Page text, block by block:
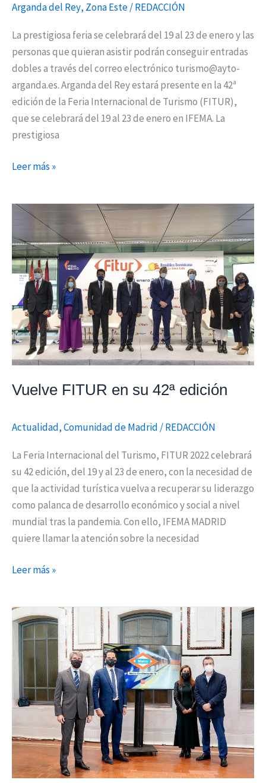
Arganda del Rey, Zona Este/REDACCIÓN
La prestigiosa feria se celebrará del 19 al 23 de enero y las
personas que quieran asistir podrán conseguir entradas
dobles a través del correo electrónico turismo@ayto-
arganda.es. Arganda del Rey estará presente en la 42ª
edición de la Feria Internacional de Turismo (FITUR),
que se celebrará del 19 al 23 de enero en IFEMA. La
prestigiosa
Leer más »
Vuelve FITUR en su 42ª edición
Actualidad,Comunidad de Madrid/REDACCIÓN
La Feria Internacional del Turismo, FITUR 2022 celebrará
su 42 edición, del 19 y al 23 de enero, con la necesidad de
que la actividad turística vuelva a recuperar su liderazgo
como palanca de desarrollo económico y social a nivel
mundial tras la pandemia. Con ello, IFEMA MADRID
quiere llamar la atención sobre la necesidad
Vuelve
en
su
42ª
edición
Leer más »
La
estación
Metro
Atocha
pasará
a
denominarse